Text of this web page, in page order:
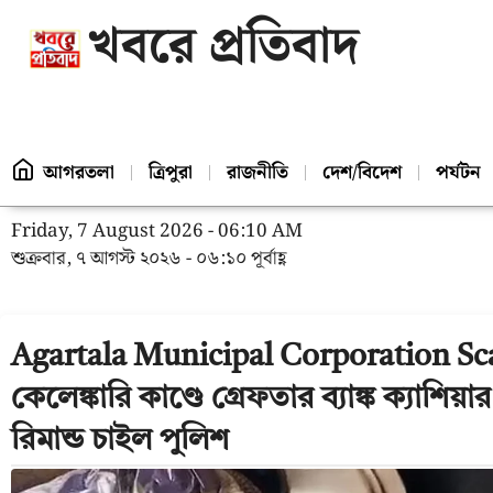
খবরে প্রতিবাদ
আগরতলা ত্রিপুরা রাজনীতি দেশ/বিদেশ পর্যটন
Friday, 7 August 2026 - 06:10 AM
শুক্রবার, ৭ আগস্ট ২০২৬ - ০৬:১০ পূর্বাহ্ণ
Agartala Municipal Corporation
কেলেঙ্কারি কাণ্ডে গ্রেফতার ব্যাঙ্ক
রিমান্ড চাইল পুলিশ